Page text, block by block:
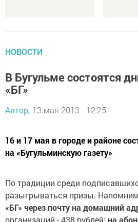
НОВОСТИ
В Бугульме состоятся
«БГ»
Автор, 13 мая 2013 - 12:25
16 и 17 мая в городе и районе
на «Бугульминскую газету»
По традиции среди
разыгрываться призы.
«БГ» через почту на домашний